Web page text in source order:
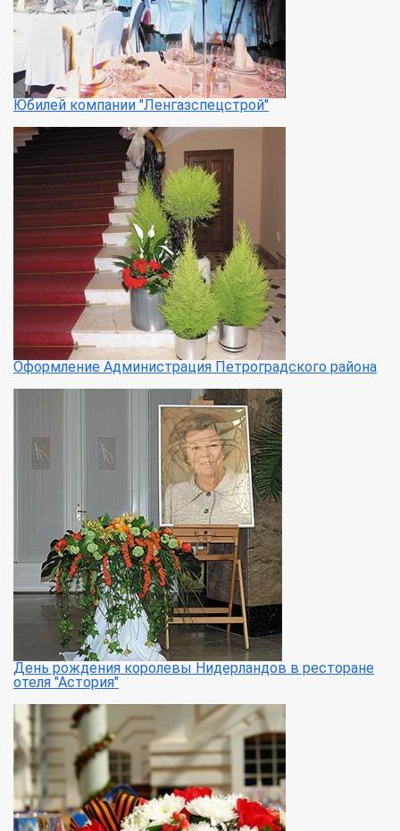
Юбилей компании "Ленгазспецстрой"
Оформление Администрация Петроградского района
День рождения королевы Нидерландов в ресторане
отеля "Астория"